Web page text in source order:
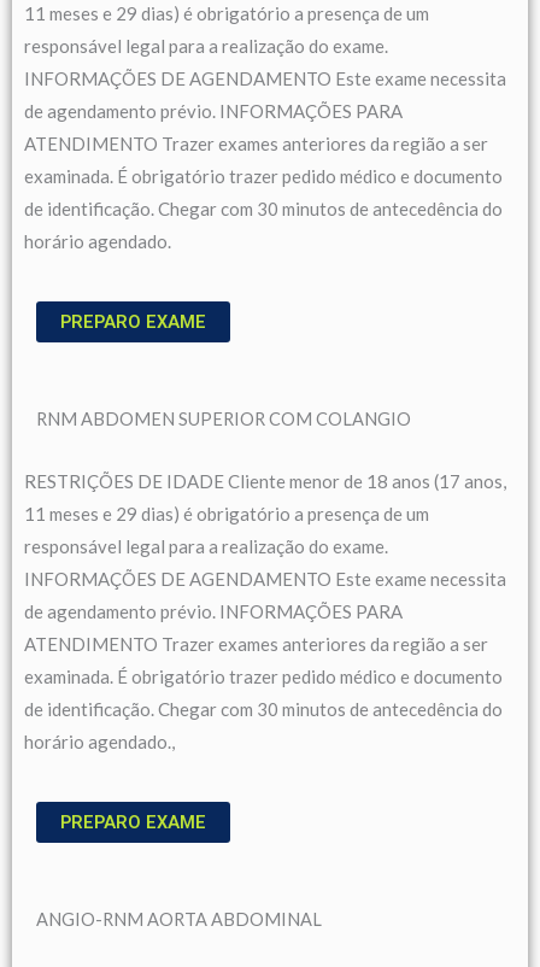
11 meses e 29 dias) é obrigatório a presença de um
responsável legal para a realização do exame.
INFORMAÇÕES DE AGENDAMENTO Este exame necessita
de agendamento prévio. INFORMAÇÕES PARA
ATENDIMENTO Trazer exames anteriores da região a ser
examinada. É obrigatório trazer pedido médico e documento
de identificação. Chegar com 30 minutos de antecedência do
horário agendado.
PREPARO EXAME
RNM ABDOMEN SUPERIOR COM COLANGIO
RESTRIÇÕES DE IDADE Cliente menor de 18 anos (17 anos,
11 meses e 29 dias) é obrigatório a presença de um
responsável legal para a realização do exame.
INFORMAÇÕES DE AGENDAMENTO Este exame necessita
de agendamento prévio. INFORMAÇÕES PARA
ATENDIMENTO Trazer exames anteriores da região a ser
examinada. É obrigatório trazer pedido médico e documento
de identificação. Chegar com 30 minutos de antecedência do
horário agendado.,
PREPARO EXAME
ANGIO-RNM AORTA ABDOMINAL